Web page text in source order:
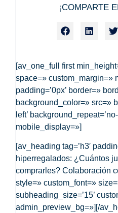
¡COMPARTE
[av_one_full first
space=» custom_margin=»
padding=’0px’ border=»
background_color=» src=»
left’
mobile_display=»]
[av_heading tag=’h3′
hiperregalados: ¿Cuántos
comprarles? Colaboración
style=» custom_font=»
subheading_size=’15’
admin_preview_bg=»][/